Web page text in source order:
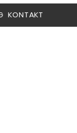
KONTAKT